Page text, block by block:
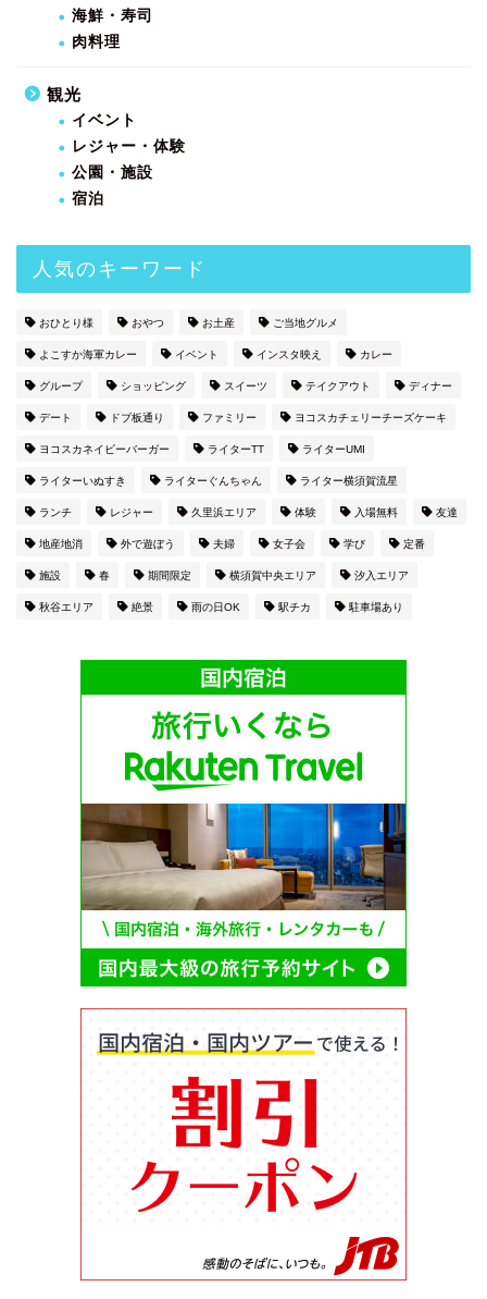
海鮮・寿司
肉料理
観光
イベント
レジャー・体験
公園・施設
宿泊
人気のキーワード
おひとり様 おやつ お土産 ご当地グルメ
よこすか海軍カレー イベント インスタ映え カレー
グループ ショッピング スイーツ テイクアウト ディナー
デート ドブ板通り ファミリー ヨコスカチェリーチーズケーキ
ヨコスカネイビーバーガー ライターTT ライターUMI
ライターいぬすき ライターぐんちゃん ライター横須賀流星
ランチ レジャー 久里浜エリア 体験 入場無料 友達
地産地消 外で遊ぼう 夫婦 女子会 学び 定番
施設 春 期間限定 横須賀中央エリア 汐入エリア
秋谷エリア 絶景 雨の日OK 駅チカ 駐車場あり